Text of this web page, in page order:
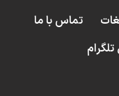
تماس با ما
تلگرام